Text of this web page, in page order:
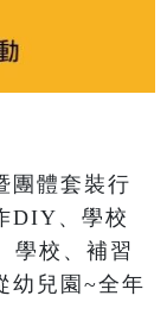
團體套裝行
DIY、學校
學校、補習
幼兒園~全年